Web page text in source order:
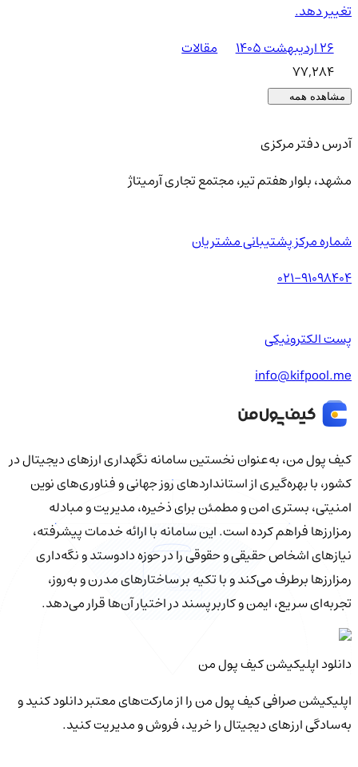
تغییر دهد.
۲۶ اردیبهشت ۱۴۰۵
مقالات
77,284
مشاهده همه
آدرس دفتر مرکزی
مشهد، بلوار هفتم تیر، مجتمع تجاری آرمیتاژ
شماره مرکز پشتیبانی مشتریان
021-91098404
پست الکترونیکی
info@kifpool.me
کیف‌ پول من، به‌عنوان نخستین سامانه نگهداری ارزهای دیجیتال در
کشور، با بهره‌گیری از استانداردهای روز جهانی و فناوری‌های نوین
امنیتی، بستری امن و مطمئن برای ذخیره، مدیریت و مبادله
رمزارزها فراهم کرده است. این سامانه با ارائه خدمات پیشرفته،
نیازهای اشخاص حقیقی و حقوقی را در حوزه دادوستد و نگه‌داری
رمزارزها برطرف می‌کند و با تکیه بر ساختارهای مدرن و به‌روز،
تجربه‌ای سریع، ایمن و کاربرپسند در اختیار آن‌ها قرار می‌دهد.
دانلود اپلیکیشن کیف‌ پول من
اپلیکیشن صرافی کیف پول من را از مارکت‌های معتبر دانلود کنید و
به‌سادگی ارزهای دیجیتال را خرید، فروش و مدیریت کنید.